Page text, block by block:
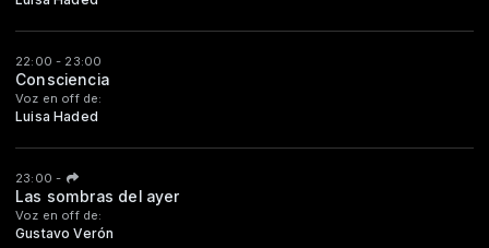
22:00 - 23:00
Consciencia
Voz en off de:
Luisa Haded
23:00 -
Las sombras del ayer
Voz en off de:
Gustavo Verón